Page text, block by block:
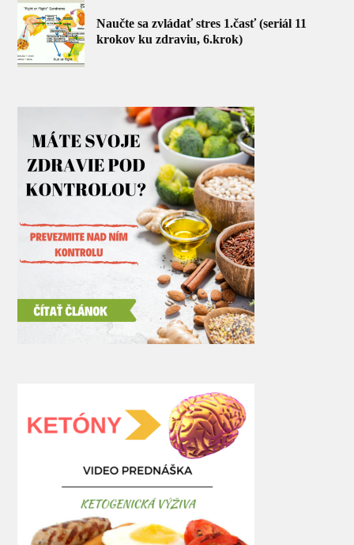
Naučte sa zvládať stres 1.časť (seriál 11
krokov ku zdraviu, 6.krok)